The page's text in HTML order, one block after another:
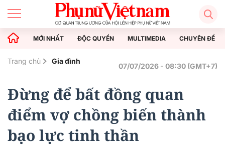
MỚI NHẤT ĐỘC QUYỀN MULTIMEDIA CHUYÊN ĐỀ
Trang chủ Gia đình
07/07/2026 - 08:30 (GMT+7)
Đừng để bất đồng quan
điểm vợ chồng biến thành
bạo lực tinh thần